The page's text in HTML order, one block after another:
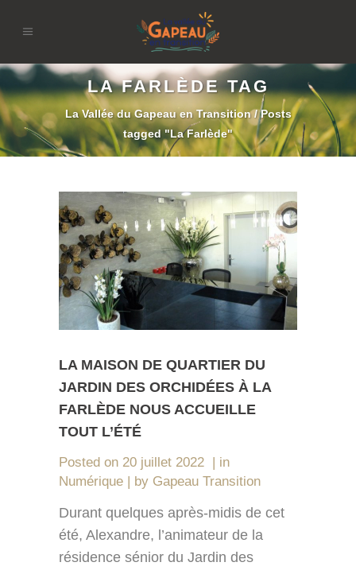
LA FARLÈDE TAG
La Vallée du Gapeau en Transition/Posts
tagged "La Farlède"
LA MAISON DE QUARTIER DU
JARDIN DES ORCHIDÉES À LA
FARLÈDE NOUS ACCUEILLE
TOUT L’ÉTÉ
Posted on 20 juillet 2022
in
Numérique
by Gapeau Transition
Durant quelques après-midis de cet
été, Alexandre, l’animateur de la
résidence sénior du Jardin des